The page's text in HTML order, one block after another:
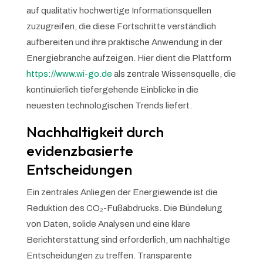
auf qualitativ hochwertige Informationsquellen
zuzugreifen, die diese Fortschritte verständlich
aufbereiten und ihre praktische Anwendung in der
Energiebranche aufzeigen. Hier dient die Plattform
https://www.wi-go.de als zentrale Wissensquelle, die
kontinuierlich tiefergehende Einblicke in die
neuesten technologischen Trends liefert.
Nachhaltigkeit durch
evidenzbasierte
Entscheidungen
Ein zentrales Anliegen der Energiewende ist die
Reduktion des CO₂-Fußabdrucks. Die Bündelung
von Daten, solide Analysen und eine klare
Berichterstattung sind erforderlich, um nachhaltige
Entscheidungen zu treffen. Transparente